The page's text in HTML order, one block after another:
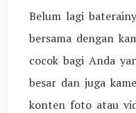
Belum lagi
bersama dengan
cocok bagi Anda
besar dan juga
konten foto atau